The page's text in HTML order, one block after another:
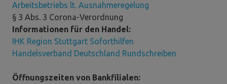
Arbeitsbetriebs lt. Ausnahmeregelung
§ 3 Abs. 3 Corona-Verordnung
Informationen für den Handel:
IHK Region Stuttgart Soforthilfen
Handelsverband Deutschland Rundschreiben
Öffnungszeiten von Bankfilialen: